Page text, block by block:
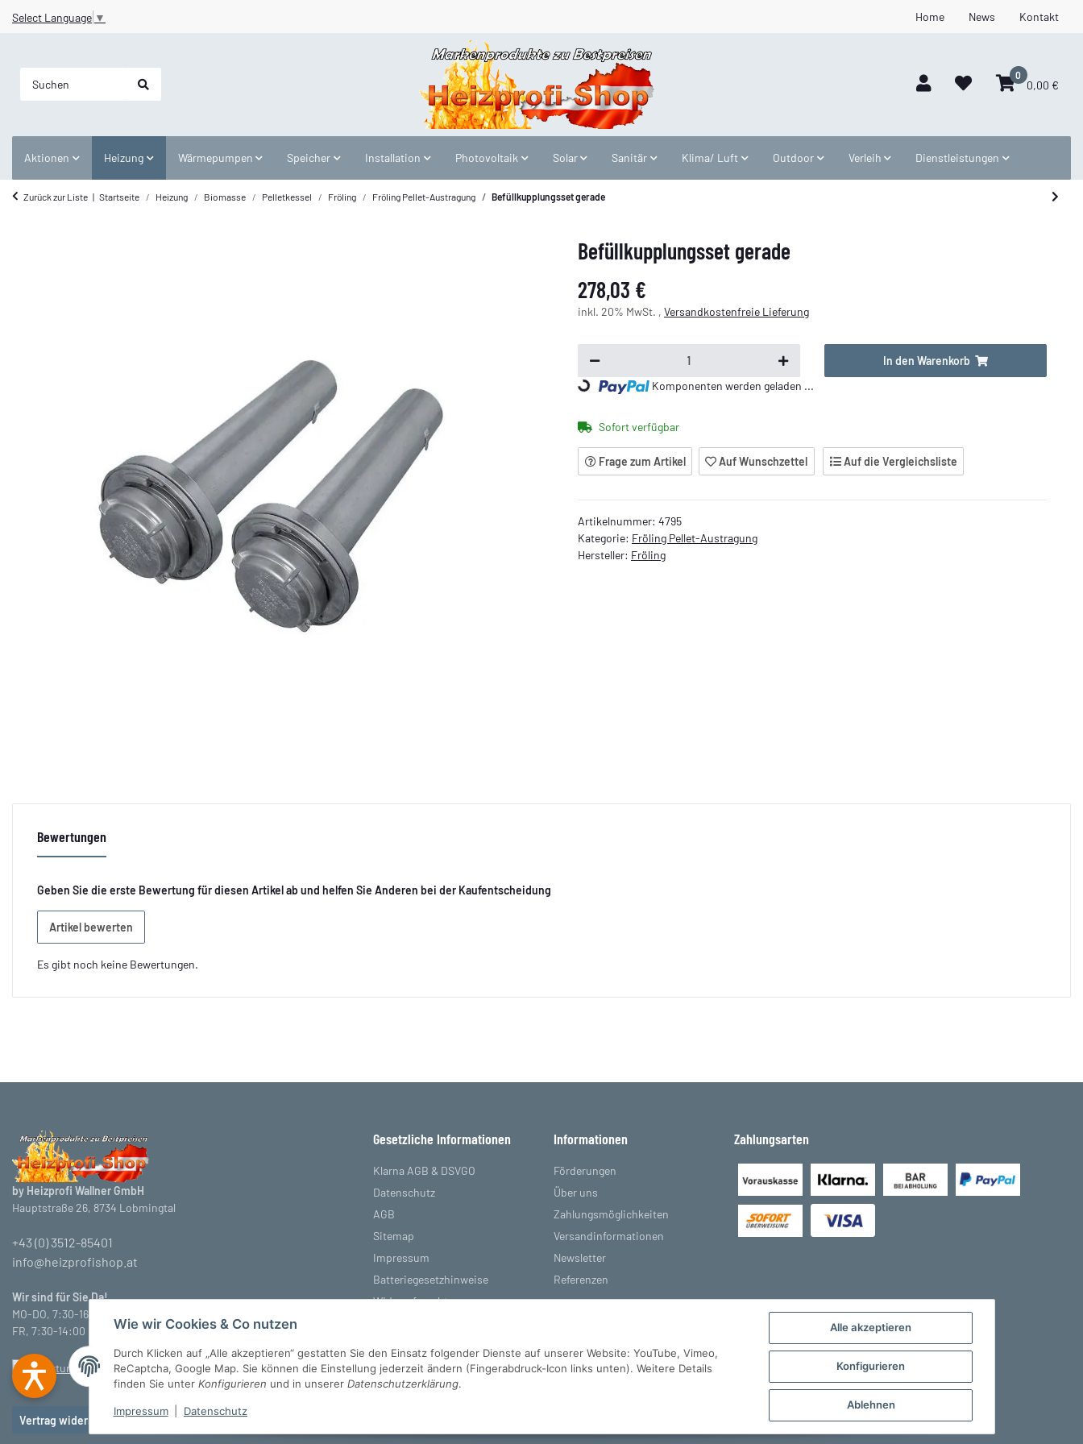
Alle akzeptieren
Konfigurieren
Ablehnen
Wie wir Cookies & Co nutzen
Durch Klicken auf „Alle akzeptieren“ gestatten Sie den Einsatz folgender Dienste auf unserer Website: YouTube, Vimeo,
ReCaptcha, Google Map. Sie können die Einstellung jederzeit ändern (Fingerabdruck-Icon links unten). Weitere Details
finden Sie unter Konfigurieren und in unserer Datenschutzerklärung.
Impressum Datenschutz
Home News Kontakt
Select Language ▼
0
0,00 €
Aktionen Heizung Wärmepumpen Speicher Installation Photovoltaik Solar Sanitär Klima/ Luft Outdoor Verleih Dienstleistungen
Zurück zur Liste Startseite Heizung Biomasse Pelletkessel Fröling Fröling Pellet-Austragung Befüllkupplungsset gerade
Befüllkupplungsset gerade
278,03 €
inkl. 20% MwSt. , Versandkostenfreie Lieferung
In den Warenkorb
Loading... Komponenten werden geladen ...
Sofort verfügbar
Frage zum Artikel Auf Wunschzettel Auf die Vergleichsliste
Artikelnummer: 4795
Kategorie: Fröling Pellet-Austragung
Hersteller: Fröling
Bewertungen
Geben Sie die erste Bewertung für diesen Artikel ab und helfen Sie Anderen bei der Kaufentscheidung
Artikel bewerten
Es gibt noch keine Bewertungen.
by Heizprofi Wallner GmbH
Hauptstraße 26, 8734 Lobmingtal
+43 (0) 3512-85401
info@heizprofishop.at
Wir sind für Sie Da!
MO-DO, 7:30-16:30 Uhr
FR, 7:30-14:00 Uhr
Gesetzliche Informationen
Klarna AGB & DSVGO
Datenschutz
AGB
Sitemap
Impressum
Batteriegesetzhinweise
Widerrufsrecht
Informationen
Förderungen
Über uns
Zahlungsmöglichkeiten
Versandinformationen
Newsletter
Referenzen
Zahlungsarten
Vertrag widerrufen